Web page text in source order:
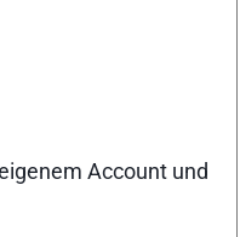
– danach
abziehen – damit
Account und